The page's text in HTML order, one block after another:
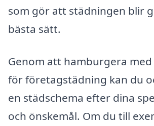
som gör att städningen blir
bästa sätt.
Genom att hamburgera
för företagstädning kan du
en städschema efter dina
och önskemål. Om du till